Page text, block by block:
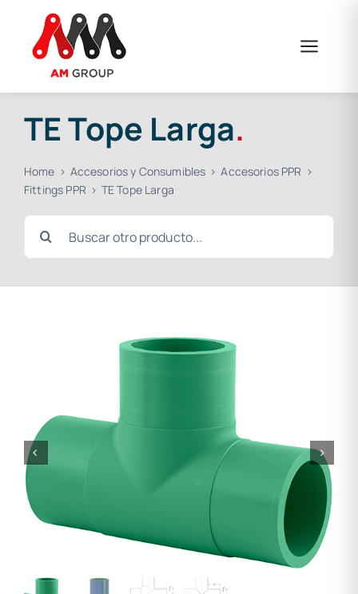
contenido
TE Tope Larga.
Home Accesorios y Consumibles
Accesorios PPR
Fittings PPR
TE Tope Larga
Buscar: